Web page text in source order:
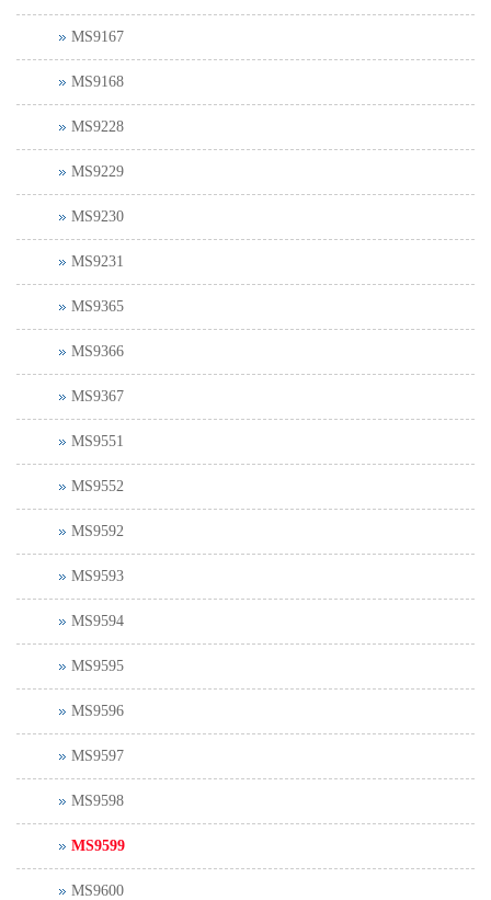
MS9167
MS9168
MS9228
MS9229
MS9230
MS9231
MS9365
MS9366
MS9367
MS9551
MS9552
MS9592
MS9593
MS9594
MS9595
MS9596
MS9597
MS9598
MS9599
MS9600